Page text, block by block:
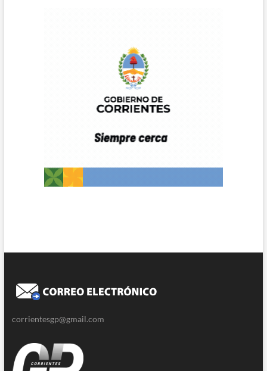
corrientesgp@gmail.com